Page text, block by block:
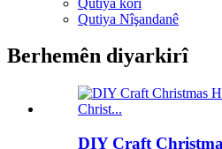
Qutiya Nîşandanê
Berhemên diyarkirî
DIY Craft